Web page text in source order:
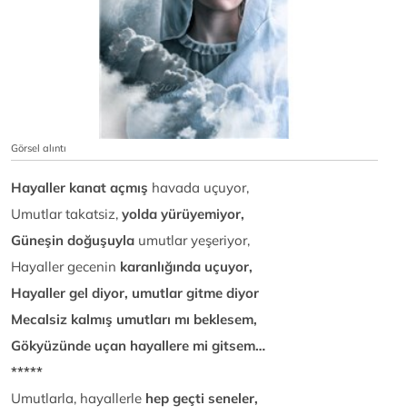
Görsel alıntı
Hayaller kanat açmış havada uçuyor,
Umutlar takatsiz, yolda yürüyemiyor,
Güneşin doğuşuyla umutlar yeşeriyor,
Hayaller gecenin karanlığında uçuyor,
Hayaller gel diyor, umutlar gitme diyor
Mecalsiz kalmış umutları mı beklesem,
Gökyüzünde uçan hayallere mi gitsem…
*****
Umutlarla, hayallerle hep geçti seneler,